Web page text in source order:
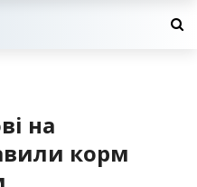
на
корм